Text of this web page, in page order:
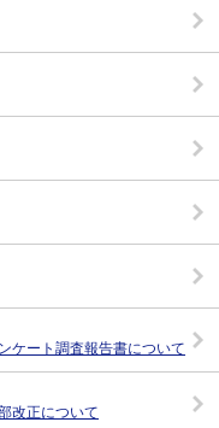
ケート調査報告書について
改正について